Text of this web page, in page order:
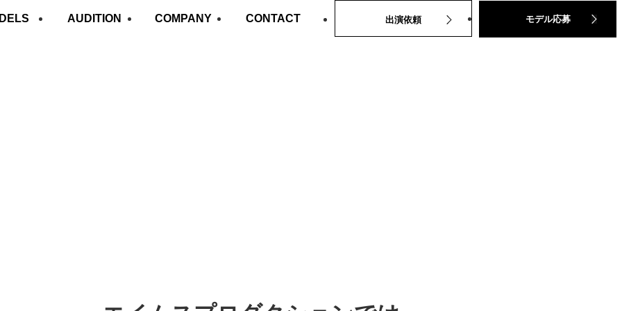
AUDITION COMPANY CONTACT 出演依頼 モデル応募